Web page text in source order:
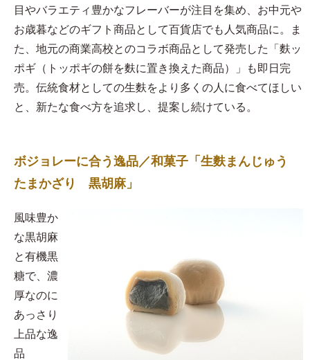
目やバラエティ豊かなフレーバーが注目を集め、お中元や
お歳暮などのギフト商品として百貨店でも人気商品に。ま
た、地元の商業高校とのコラボ商品として発売した「麩ッ
ポギ（トッポギの餅を麩に置き換えた商品）」も即日完
売。伝統食材としての生麩をより多くの人に食べてほしい
と、新たな食べ方を追求し、提案し続けている。
ボジョレーに合う逸品／和菓子「生麩まんじゅう
たまかざり 黒胡麻」
風味豊か
な黒胡麻
と有機黒
糖で、濃
厚なのに
あっさり
上品な逸
品